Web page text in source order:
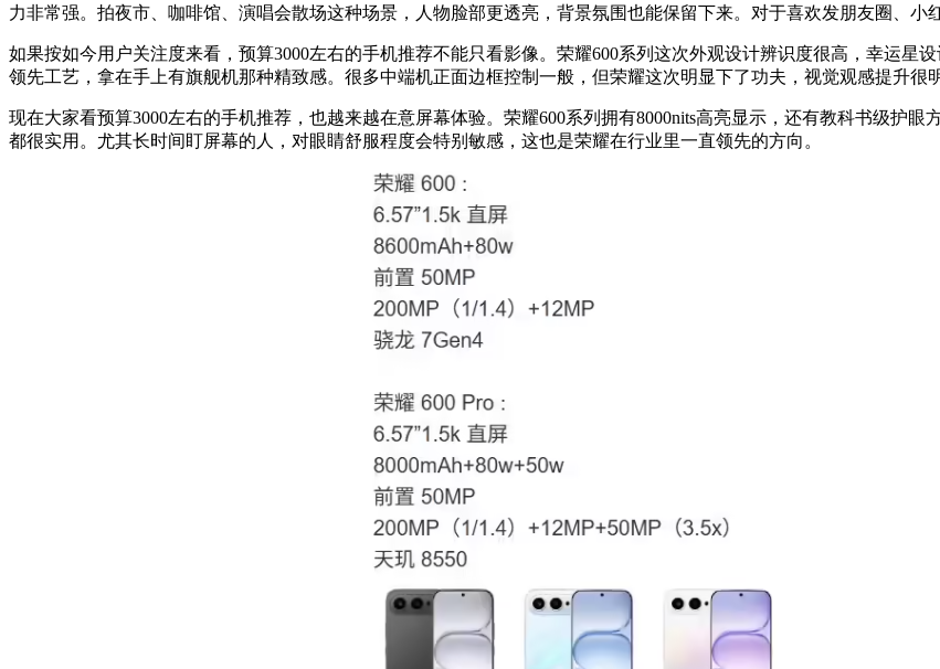
力非常强。拍夜市、咖啡馆、演唱会散场这种场景，人物脸部更透亮，背景氛围也能保留下来。对于喜欢发朋友圈、小
如果按如今用户关注度来看，预算3000左右的手机推荐不能只看影像。荣耀600系列这次外观设计辨识度很高，幸运星
领先工艺，拿在手上有旗舰机那种精致感。很多中端机正面边框控制一般，但荣耀这次明显下了功夫，视觉观感提升很
现在大家看预算3000左右的手机推荐，也越来越在意屏幕体验。荣耀600系列拥有8000nits高亮显示，还有教科书级护
都很实用。尤其长时间盯屏幕的人，对眼睛舒服程度会特别敏感，这也是荣耀在行业里一直领先的方向。